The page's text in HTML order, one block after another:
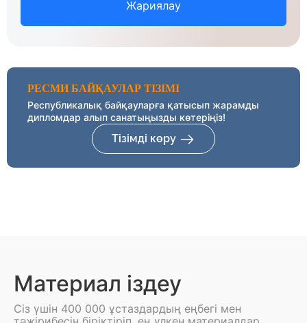
Жариялау
РЕСМИ БАЙҚАУЛАР ТІЗІМІ
Республикалық байқауларға қатысып жарамды
дипломдар алып санатыңызды көтеріңіз!
Тізімді көру
Материал іздеу
Сіз үшін 400 000 ұстаздардың еңбегі мен